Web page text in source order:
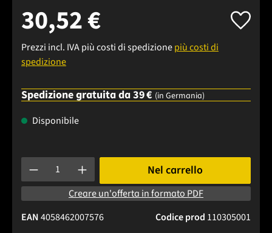
30,52 €
Prezzi incl. IVA più costi di spedizionepiù costi di
spedizione
Spedizione gratuita da 39 € (in Germania)
Disponibile
Quantità del prodotto: inserisci la quantità desiderata o
Nel carrello
Creare un'offerta in formato PDF
Codice prod 110305001
EAN4058462007576